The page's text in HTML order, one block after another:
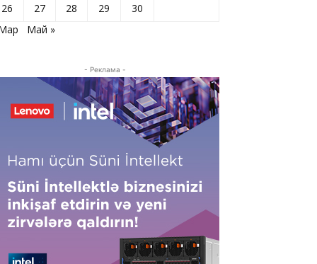
26
27 28 29
30
Май »
- Реклама -